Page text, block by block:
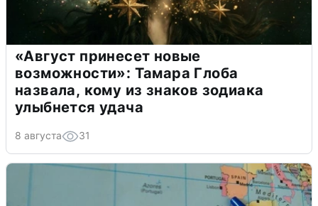
«Август принесет новые
возможности»: Тамара Глоба
назвала, кому из знаков зодиака
улыбнется удача
8 августа 31